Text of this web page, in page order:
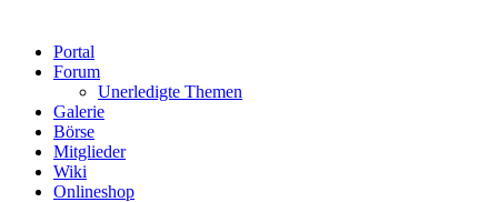
Portal
Forum
Unerledigte Themen
Galerie
Börse
Mitglieder
Wiki
Onlineshop